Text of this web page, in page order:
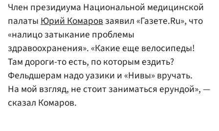
Член президиума Национальной медицинской
палатыЮрий Комаровзаявил «Газете.Ru», что
«налицо затыкание проблемы
здравоохранения». «Какие еще велосипеды!
Там дороги-то есть, по которым ездить?
Фельдшерам надо уазики и «Нивы» вручать.
На мой взгляд, не стоит заниматься ерундой», —
сказал Комаров.